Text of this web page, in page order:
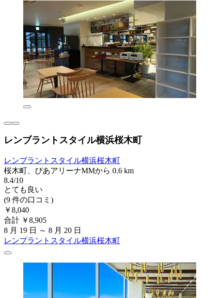
レンブラントスタイル横浜桜木町
レンブラントスタイル横浜桜木町
桜木町、ぴあアリーナMMから 0.6 km
8.4/10
とても良い
(9 件の口コミ)
￥8,040
合計 ￥8,905
8 月 19 日 ～ 8 月 20 日
レンブラントスタイル横浜桜木町